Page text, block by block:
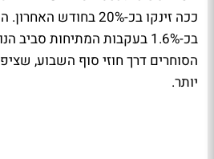
ככה זינקו בכ-20% בחודש
בכ-1.6% בעקבות המתיחות
הסוחרים דרך חוזי סוף השבוע,
יותר.